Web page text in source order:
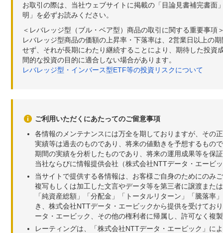
お取引の際は、当社ウェブサイトに掲載の「目論見書補完書
明」を必ずお読みください。
＜レバレッジ型（ブル・ベア型）商品の取引に関する重要事項
レバレッジ型商品の価額の上昇率・下落率は、2営業日以上の
せず、それが長期にわたり継続することにより、期待した投
間的な投資の目的に適合しない場合があります。
レバレッジ型・インバース型ETF等の投資リスクについて
ご利用いただくにあたってのご留意事項
各情報のメンテナンスには万全を期しておりますが、その
実績等は過去のものであり、将来の値動きを予想するもの
期間の実績を分析したものであり、将来の運用成果等を保
当社ならびに情報提供会社（株式会社NTTデータ・エービ
当サイトで提供する各情報は、お客様ご自身のためにのみ
複写もしくは加工した文言やデータ等を第三者に譲渡また
「純資産総額」「分配金」「トータルリターン」「騰落
き、株式会社NTTデータ・エービックから提供を受けてお
ータ・エービック、その他の権利者に帰属し、許可なく複
レーティングは、「株式会社NTTデータ・エービック」に